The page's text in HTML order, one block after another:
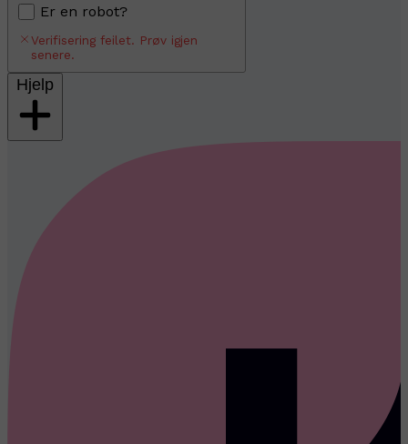
Er en robot?
Verifisering feilet. Prøv igjen
senere.
Hjelp